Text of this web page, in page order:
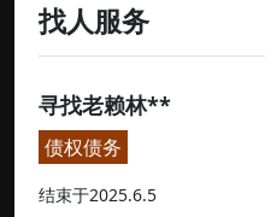
找人服务
寻找老赖林**
债权债务
结束于2025.6.5